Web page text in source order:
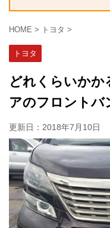
HOME > トヨタ >
トヨタ
どれくらいかか
アのフロントバ
更新日： 2018年7月10日